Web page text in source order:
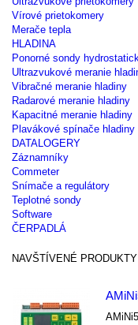
Vírové prietokomery
Merače tepla
HLADINA
Ponorné sondy
Ultrazvukové meranie
Vibračné meranie hladiny
Radarové meranie hladiny
Kapacitné meranie hladiny
Plavákové spínače hladiny
DATALOGERY
Záznamníky
Commeter
Snímače a regulátory
Teplotné sondy
Software
ČERPADLÁ
NAVŠTÍVENÉ PRODUKTY